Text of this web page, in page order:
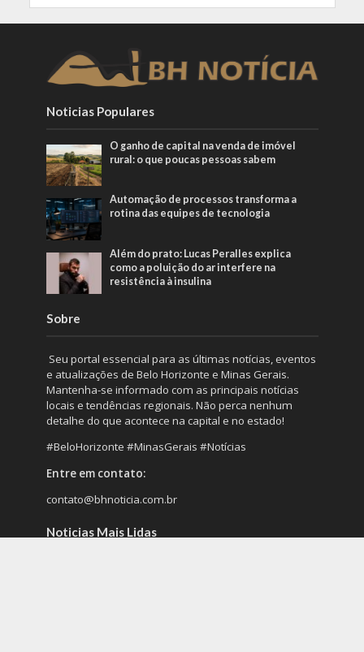
Noticias Populares
O ganho de capital na venda de imóvel
rural: o que poucas pessoas sabem
Automação de processos transforma a
rotina das equipes de tecnologia
Além do prato: Lucas Peralles explica
como a poluição do ar interfere na
resistência à insulina
Sobre
Seu portal essencial para as últimas notícias, eventos
e atualizações de Belo Horizonte e Minas Gerais.
Mantenha-se informado com as principais notícias
locais e tendências regionais. Não perca nenhum
detalhe do que acontece na capital e no estado!
#BeloHorizonte #MinasGerais #Notícias
Entre em contato:
contato@bhnoticia.com.br
Noticias Mais Lidas